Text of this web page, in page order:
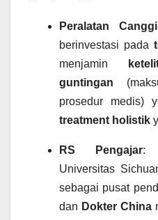
Peralatan
berinvestasi pada
menjamin
guntingan
prosedur medis)
treatment holistik
RS Pengajar:
Universitas
sebagai pusat
dan Dokter China